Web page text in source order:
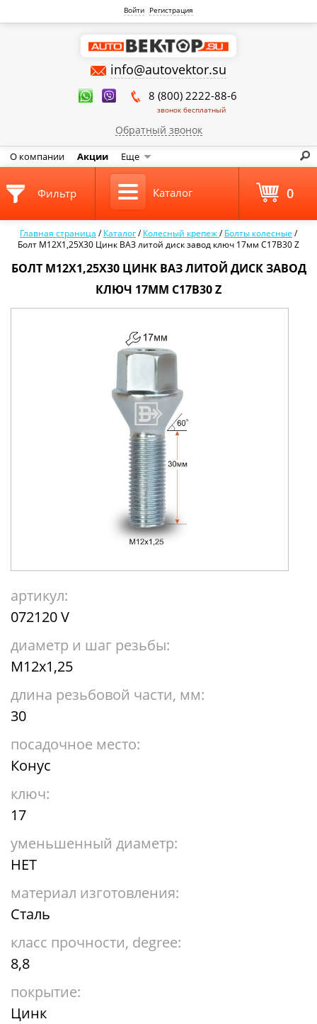
Войти Регистрация
info@autovektor.su
8 (800) 2222-88-6
звонок бесплатный
Обратный звонок
О компании Акции Еще
Главная страница /Каталог/Колесный крепеж/Болты колесные /
Болт M12X1,25X30 Цинк ВАЗ литой диск завод ключ 17мм C17B30 Z
БОЛТ M12X1,25X30 ЦИНК ВАЗ ЛИТОЙ ДИСК ЗАВОД
КЛЮЧ 17ММ C17B30 Z
артикул:
072120 V
диаметр и шаг резьбы:
М12х1,25
длина резьбовой части, мм:
30
посадочное место:
Конус
ключ:
17
уменьшенный диаметр:
НЕТ
материал изготовления:
Сталь
класс прочности, degree:
8,8
покрытие:
Цинк
Фильтр Каталог 0